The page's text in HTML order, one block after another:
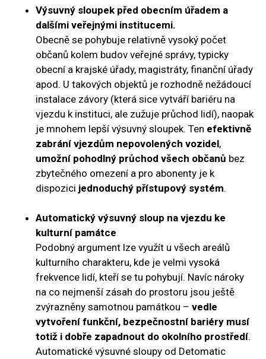
Výsuvný sloupek před obecním úřadem a
dalšími veřejnými institucemi.
Obecně se pohybuje relativně vysoký počet
občanů kolem budov veřejné správy, typicky
obecní a krajské úřady, magistráty, finanční úřady
apod. U takových objektů je rozhodně nežádoucí
instalace závory (která sice vytváří bariéru na
vjezdu k instituci, ale zužuje průchod lidí), naopak
je mnohem lepší výsuvný sloupek. Ten efektivně
zabrání vjezdům nepovolených vozidel,
umožní pohodlný průchod všech občanů bez
zbytečného omezení a pro abonenty je k
dispozici jednoduchý přístupový systém.
Automatický výsuvný sloup na vjezdu ke
kulturní památce
Podobný argument lze využít u všech areálů
kulturního charakteru, kde je velmi vysoká
frekvence lidí, kteří se tu pohybují. Navíc nároky
na co nejmenší zásah do prostoru jsou ještě
zvýrazněny samotnou památkou – vedle
vytvoření funkční, bezpečnostní bariéry musí
totiž i dobře zapadnout do okolního prostředí.
Automatické výsuvné sloupy od Detomatic